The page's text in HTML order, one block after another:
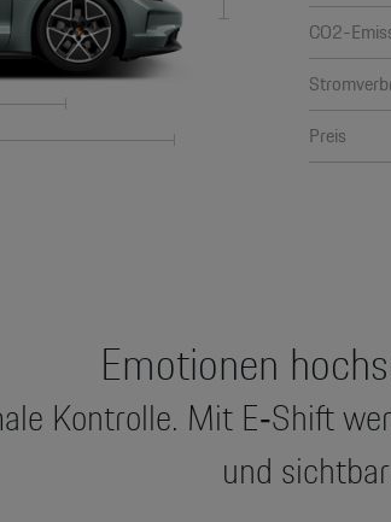
CO2-
Preis
Emotionen
Kontrolle. Mit E‑Shift
und